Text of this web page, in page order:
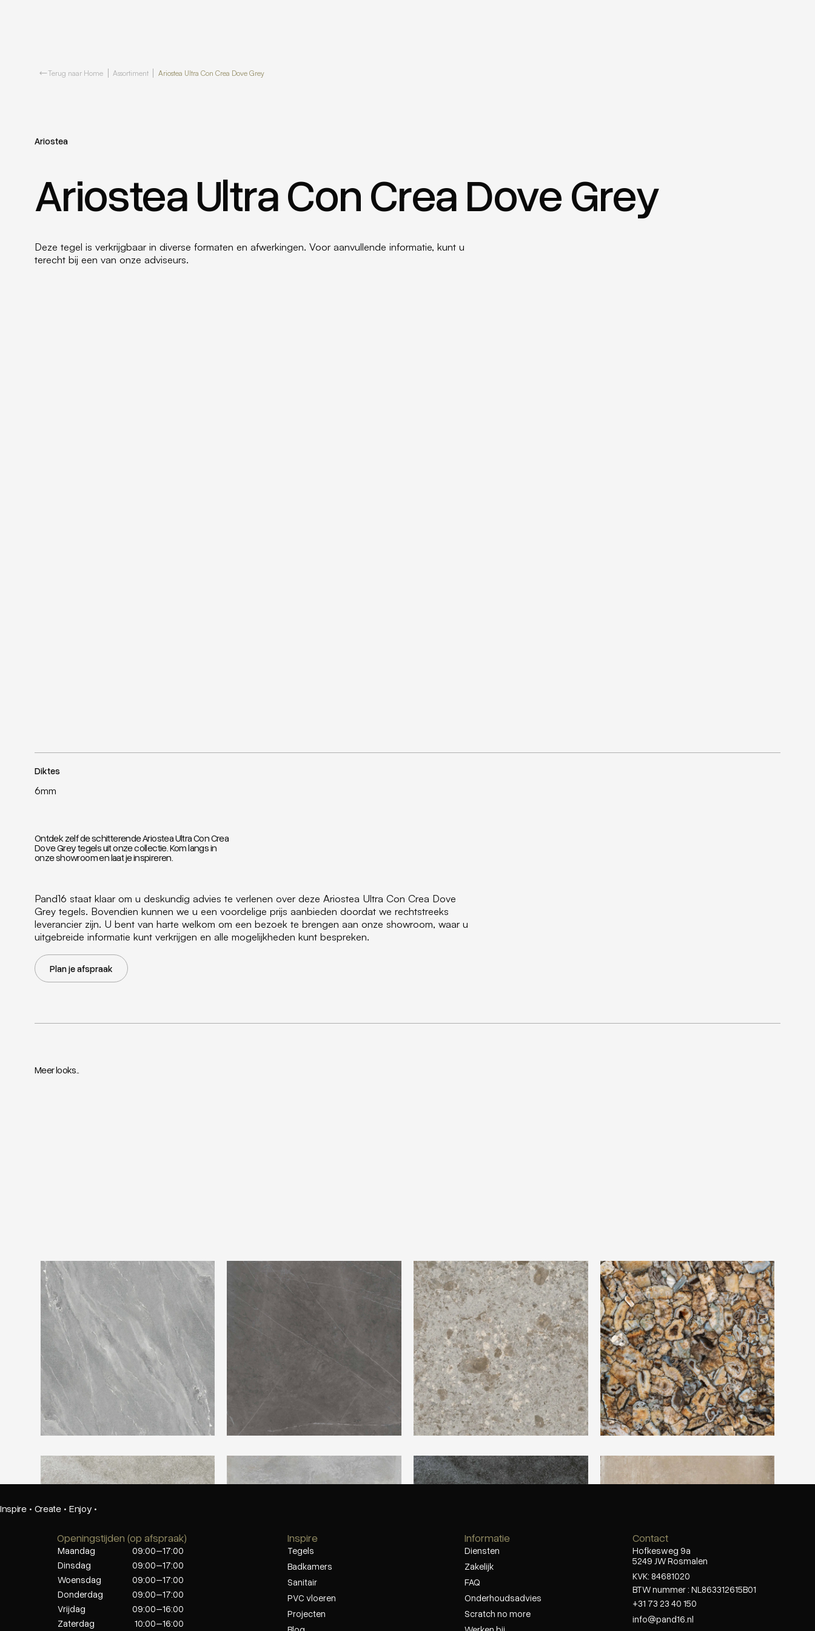
Terug naar Home Assortiment Ariostea Ultra Con Crea Dove Grey
Ariostea
Ariostea Ultra Con Crea Dove Grey
Deze tegel is verkrijgbaar in diverse formaten en afwerkingen. Voor aanvullende informatie, kunt u
terecht bij een van onze adviseurs.
Diktes
6mm
Ontdek zelf de schitterende Ariostea Ultra Con Crea
Dove Grey tegels uit onze collectie. Kom langs in
onze showroom en laat je inspireren.
Pand16 staat klaar om u deskundig advies te verlenen over deze Ariostea Ultra Con Crea Dove
Grey tegels. Bovendien kunnen we u een voordelige prijs aanbieden doordat we rechtstreeks
leverancier zijn. U bent van harte welkom om een bezoek te brengen aan onze showroom, waar u
uitgebreide informatie kunt verkrijgen en alle mogelijkheden kunt bespreken.
Plan je afspraak
Meer looks..
Ariostea Ultra Pietre Pietra di Vals Ariostea Ultra Marmi Grey Marble Ariostea Ultra fragmenta Grigio Luminoso Ariostea Ultra Agata Atena
Ariostea Ultra Pietre Azul Bateig
Limestone
Ariostea Ultra Metal Grey Zinc Ariostea Ultra Pietre San Vicente
Limestone
Ariostea Ultra Con Crea Earth
Inspire · Create · Enjoy ·
Openingstijden (op afspraak)
Maandag
09:00–17:00
Dinsdag
09:00–17:00
Woensdag
09:00–17:00
Donderdag
09:00–17:00
Vrijdag
09:00–16:00
Zaterdag
10:00–16:00
Inspire
Tegels
Badkamers
Sanitair
PVC vloeren
Projecten
Informatie
Diensten
Zakelijk
FAQ
Onderhoudsadvies
Scratch no more
Contact
Hofkesweg 9a
5249 JW Rosmalen
KVK: 84681020
BTW nummer : NL863312615B01
+31 73 23 40 150
info@pand16.nl